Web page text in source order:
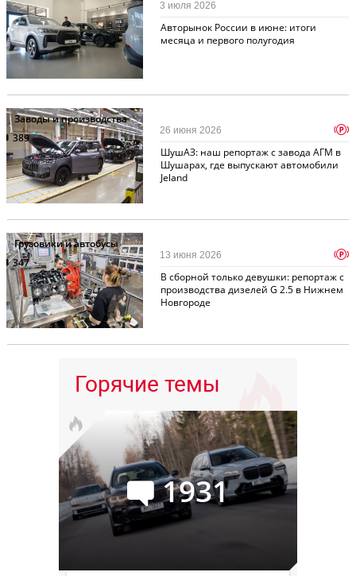
Авторынок России в июне: итоги
месяца и первого полугодия
3 июля 2026
Заводы и производства
389
ШушАЗ: наш репортаж с завода АГМ в
Шушарах, где выпускают автомобили
Jeland
26 июня 2026 p
Грузовики и автобусы
347
В сборной только девушки: репортаж с
производства дизелей G 2.5 в Нижнем
Новгороде
13 июня 2026 p
Горячие темы
1931